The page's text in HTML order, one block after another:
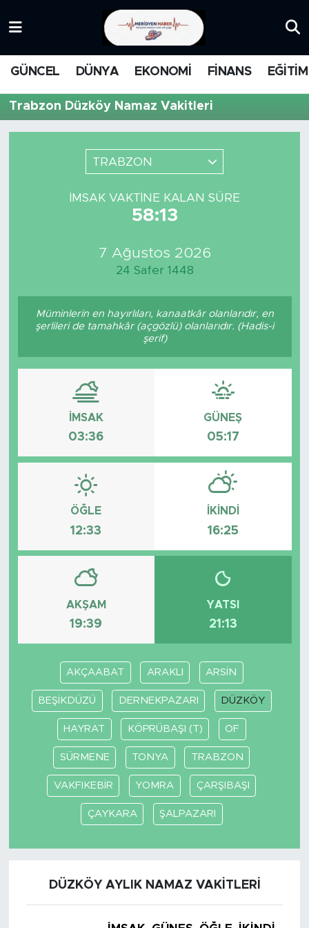
GÜNCEL DÜNYA EKONOMİ FİNANS EĞİTİM
Trabzon Düzköy Namaz Vakitleri
TRABZON
İMSAK VAKTINE KALAN SÜRE
58:13
7 Ağustos 2026
24 Safer 1448
Müminlerin en hayırlıları, kanaatkâr olanlarıdır, en
şerlileri de tamahkâr (açgözlü) olanlarıdır. (Hadis-i
şerif)
İMSAK
03:36
GÜNEŞ
05:17
ÖĞLE
12:33
İKINDI
16:25
AKŞAM
19:39
YATSI
21:13
AKÇAABAT ARAKLI ARSİN
BEŞİKDÜZÜ DERNEKPAZARI DÜZKÖY
HAYRAT KÖPRÜBAŞI (T) OF
SÜRMENE TONYA TRABZON
VAKFIKEBİR YOMRA ÇARŞIBAŞI
ÇAYKARA ŞALPAZARI
DÜZKÖY AYLIK NAMAZ VAKITLERI
MANŞET
FİNANS
KARİKATÜR
BİLİM-TEKNOLOJİ
RÖPÖRTAJ
ANALİZ
NOSTALJİ
YAZARLAR
POLİTİKA
KÜLTÜR SANAT
YAŞAM
TARİHTEN GÜNÜMÜZE
TARİH
İstanbul Namaz Vakitleri
Trafik Durumu
Süper Lig Puan Durumu ve Fikstür
Son Dakika Haberleri
Haber Arşivi